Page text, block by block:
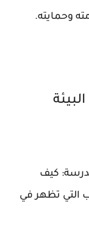
وحمايته.
كيف
التي تظهر في